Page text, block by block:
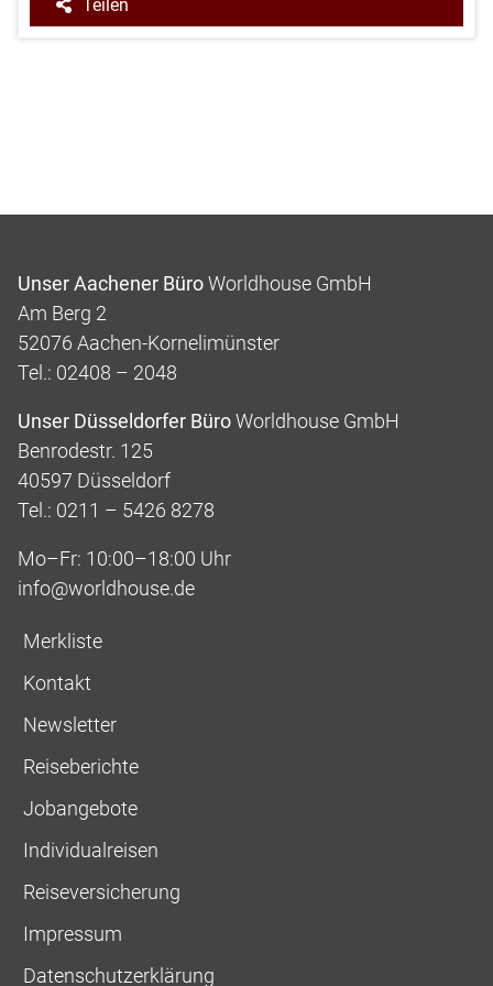
Teilen
Unser Aachener BüroWorldhouse GmbH
Am Berg 2
52076 Aachen-Kornelimünster
Tel.: 02408 – 2048
Unser Düsseldorfer BüroWorldhouse GmbH
Benrodestr. 125
40597 Düsseldorf
Tel.: 0211 – 5426 8278
Mo–Fr: 10:00–18:00 Uhr
info@worldhouse.de
Merkliste
Kontakt
Newsletter
Reiseberichte
Jobangebote
Individualreisen
Reiseversicherung
Impressum
Datenschutzerklärung